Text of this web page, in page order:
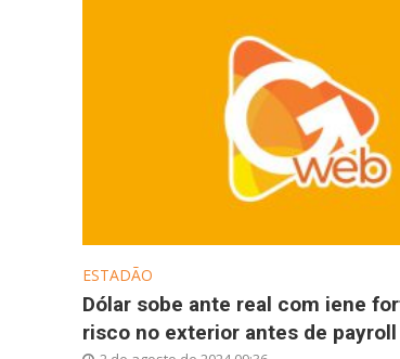
ESTADÃO
Dólar sobe ante real com iene
risco no exterior antes de payroll